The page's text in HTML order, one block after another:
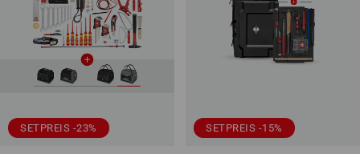
SETPREIS -23% SETPREIS -15%